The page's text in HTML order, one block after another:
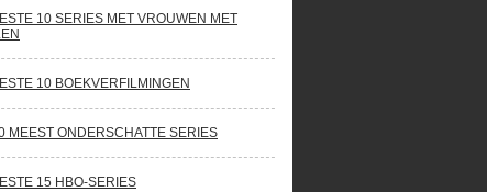
10 SERIES MET VROUWEN MET
10 BOEKVERFILMINGEN
MEEST ONDERSCHATTE SERIES
15 HBO-SERIES